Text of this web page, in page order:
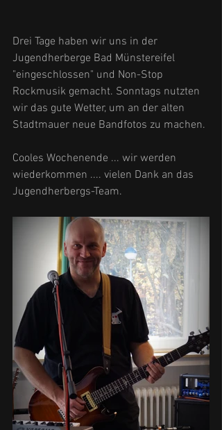
Drei Tage haben wir uns in der
Jugendherberge Bad Münstereifel
"eingeschlossen" und Non-Stop
Rockmusik gemacht. Sonntags nutzten
wir das gute Wetter, um an der alten
Stadtmauer neue Bandfotos zu machen.
Cooles Wochenende ... wir werden
wiederkommen .... vielen Dank an das
Jugendherbergs-Team.